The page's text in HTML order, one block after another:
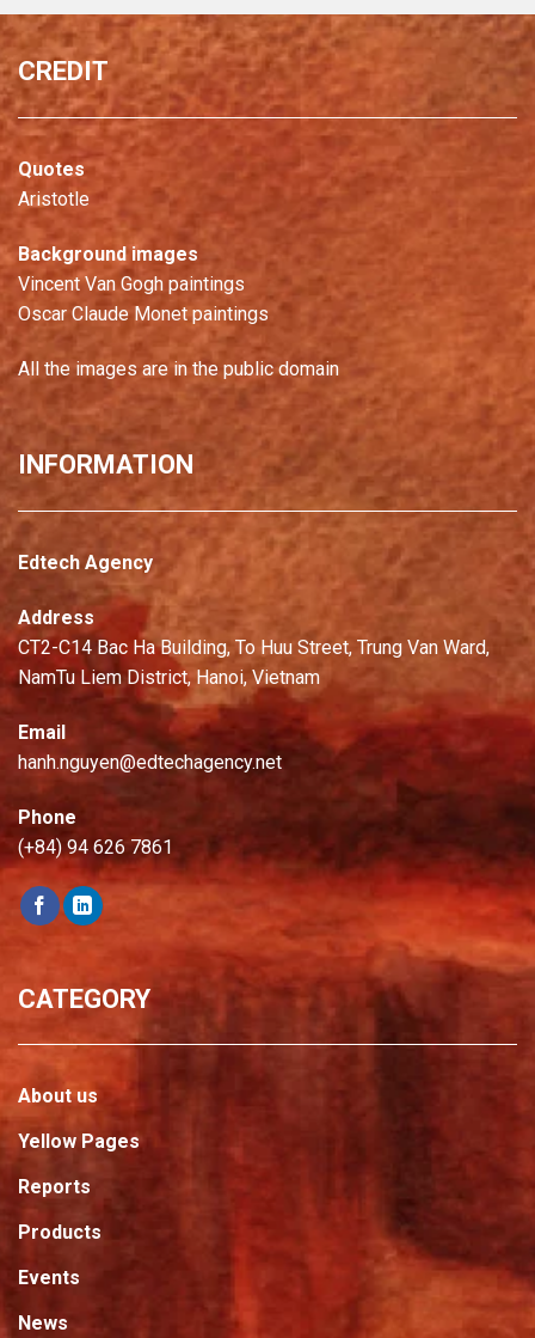
CREDIT
Quotes
Aristotle
Background images
Vincent Van Gogh paintings
Oscar Claude Monet paintings
All the images are in the public domain
INFORMATION
Edtech Agency
Address
CT2-C14 Bac Ha Building, To Huu Street, Trung Van Ward,
NamTu Liem District, Hanoi, Vietnam
Email
hanh.nguyen@edtechagency.net
Phone
(+84) 94 626 7861
CATEGORY
About us
Yellow Pages
Reports
Products
Events
News